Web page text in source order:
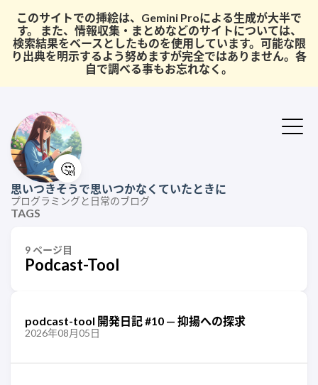
このサイトでの挿絵は、Gemini Proによる生成が大半で
す。 また、情報収集・まとめなどのサイトについては、
検索結果をベースとしたものを使用しています。可能な限
り出典を明示するよう努めますが完全ではありません。各
自で調べる事もお忘れなく。
🤔
思いつきそうで思いつかなくていたときに
プログラミングと日常のブログ
TAGS
9 ページ目
Podcast-Tool
podcast-tool 開発日記 #10 — 抑揚への探求
2026年08月05日